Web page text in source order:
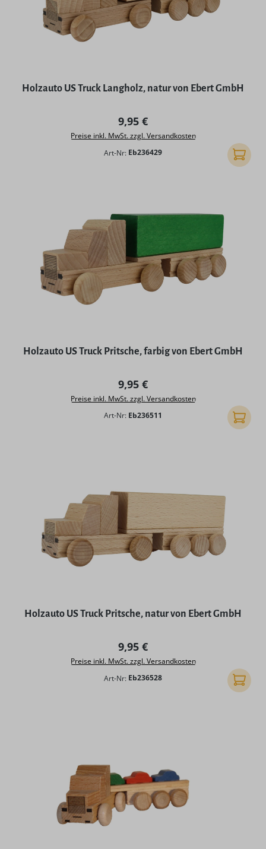
Holzauto US Truck Langholz, natur von Ebert GmbH
Regulärer Preis:
9,95 €
Preise inkl. MwSt. zzgl. Versandkosten
Art-Nr: Eb236429 In den
Holzauto US Truck Pritsche, farbig von Ebert GmbH
Regulärer Preis:
9,95 €
Preise inkl. MwSt. zzgl. Versandkosten
Art-Nr: Eb236511 In den
Holzauto US Truck Pritsche, natur von Ebert GmbH
Regulärer Preis:
9,95 €
Preise inkl. MwSt. zzgl. Versandkosten
Art-Nr: Eb236528 In den